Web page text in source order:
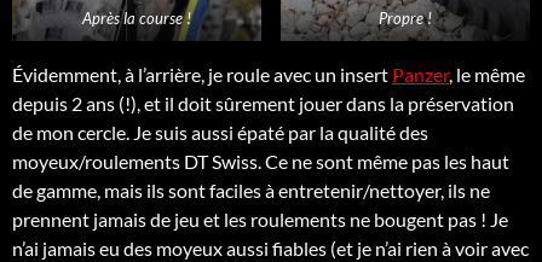
Après la course ! Propre !
Évidemment, à l’arrière, je roule avec un insert Panzer, le même
depuis 2 ans (!), et il doit sûrement jouer dans la préservation
de mon cercle. Je suis aussi épaté par la qualité des
moyeux/roulements DT Swiss. Ce ne sont même pas les haut
de gamme, mais ils sont faciles à entretenir/nettoyer, ils ne
prennent jamais de jeu et les roulements ne bougent pas ! Je
n’ai jamais eu des moyeux aussi fiables (et je n’ai rien à voir avec